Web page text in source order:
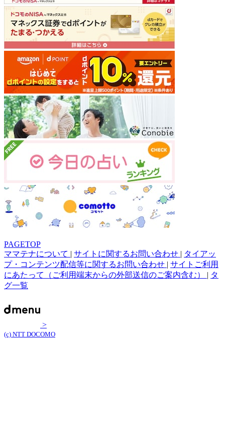
PAGETOP
ママテナについて | サイトに関するお問い合わせ | タイアッ
プ・コンテンツ配信等に関するお問い合わせ | サイトご利用
にあたって（ご利用端末からの外部送信のご案内含む） | タ
グ一覧
>
(c) NTT DOCOMO